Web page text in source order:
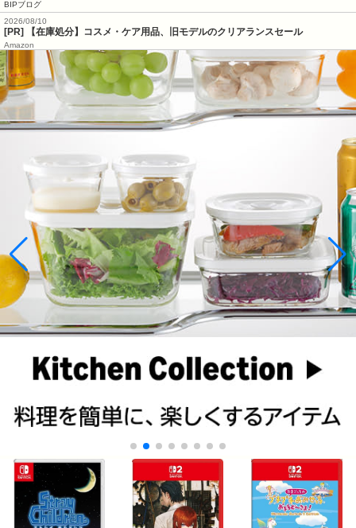
BIPブログ
2026/08/10
[PR] 【在庫処分】コスメ・ケア用品、旧モデルのクリアランスセール
Amazon